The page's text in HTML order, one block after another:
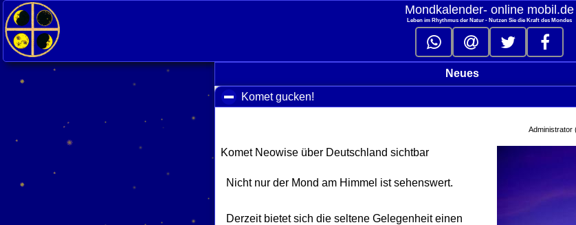
Mondkalender‑ online mobil.de
Leben im Rhythmus der Natur - Nutzen Sie die Kraft des Mondes
Neues
Komet gucken!
Administrator
Komet Neowise über Deutschland sichtbar
Nicht nur der Mond am Himmel ist sehenswert.
Derzeit bietet sich die seltene Gelegenheit einen